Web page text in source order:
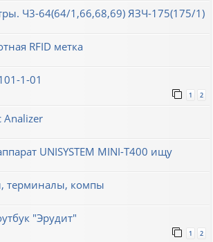
Ч3-64(64/1,66,68,69) ЯЗЧ-175(175/1)
RFID метка
1-01
1 2
Analizer
UNISYSTEM MINI-T400 ищу
терминалы, компы
"Эрудит"
1 2